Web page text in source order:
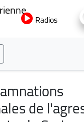
au
Radios
de